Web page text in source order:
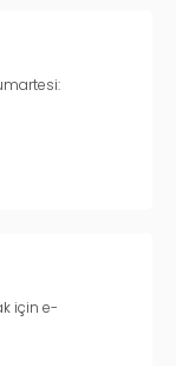
için e-